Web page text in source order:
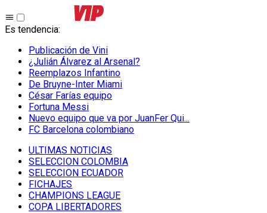
Es tendencia:
Publicación de Vini
¿Julián Álvarez al Arsenal?
Reemplazos Infantino
De Bruyne-Inter Miami
César Farías equipo
Fortuna Messi
Nuevo equipo que va por JuanFer Qui...
FC Barcelona colombiano
ULTIMAS NOTICIAS
SELECCION COLOMBIA
SELECCION ECUADOR
FICHAJES
CHAMPIONS LEAGUE
COPA LIBERTADORES